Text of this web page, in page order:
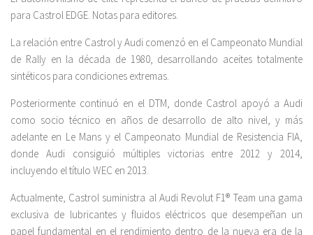
para Castrol EDGE. Notas para editores.
La relación entre Castrol y Audi comenzó en el Campeonato Mundial
de Rally en la década de 1980, desarrollando aceites totalmente
sintéticos para condiciones extremas.
Posteriormente continuó en el DTM, donde Castrol apoyó a Audi
como socio técnico en años de desarrollo de alto nivel, y más
adelante en Le Mans y el Campeonato Mundial de Resistencia FIA,
donde Audi consiguió múltiples victorias entre 2012 y 2014,
incluyendo el título WEC en 2013.
Actualmente, Castrol suministra al Audi Revolut F1® Team una gama
exclusiva de lubricantes y fluidos eléctricos que desempeñan un
papel fundamental en el rendimiento dentro de la nueva era de la